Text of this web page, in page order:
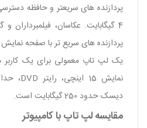
4 گیگابایت. عکاسان،
یک لپ تاپ معمولی برای یک
دیسک حدود 250 گیگابایت است.
مقایسه لپ تاپ با کامپیوتر